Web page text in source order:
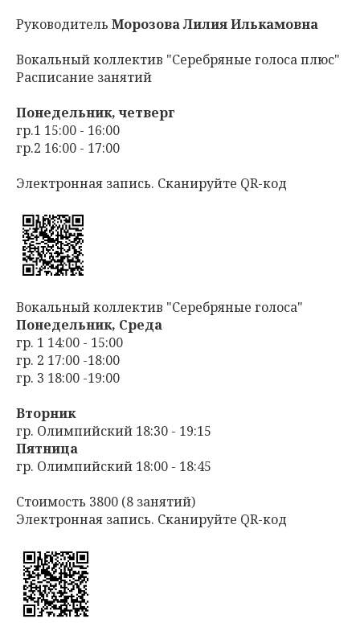
Руководитель Морозова Лилия Илькамовна
Вокальный коллектив "Серебряные голоса плюс"
Расписание занятий
Понедельник, четверг
гр.1 15:00 - 16:00
гр.2 16:00 - 17:00
Электронная запись. Сканируйте QR-код
Вокальный коллектив "Серебряные голоса"
Понедельник, Среда
гр. 1 14:00 - 15:00
гр. 2 17:00 -18:00
гр. 3 18:00 -19:00
Вторник
гр. Олимпийский 18:30 - 19:15
Пятница
гр. Олимпийский 18:00 - 18:45
Стоимость 3800 (8 занятий)
Электронная запись. Сканируйте QR-код